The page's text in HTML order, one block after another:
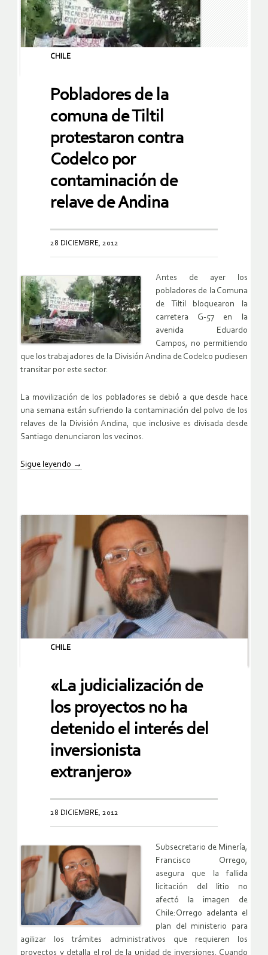
CHILE
Pobladores de la
comuna de Tiltil
protestaron contra
Codelco por
contaminación de
relave de Andina
28 DICIEMBRE, 2012
Antes de ayer los
pobladores de la Comuna
de Tiltil bloquearon la
carretera G-57 en la
avenida Eduardo
Campos, no permitiendo
que los trabajadores de la División Andina de Codelco pudiesen
transitar por este sector.
La movilización de los pobladores se debió a que desde hace
una semana están sufriendo la contaminación del polvo de los
relaves de la División Andina, que inclusive es divisada desde
Santiago denunciaron los vecinos.
Sigue leyendo →
CHILE
«La judicialización de
los proyectos no ha
detenido el interés del
inversionista
extranjero»
28 DICIEMBRE, 2012
Subsecretario de Minería,
Francisco Orrego,
asegura que la fallida
licitación del litio no
afectó la imagen de
Chile:Orrego adelanta el
plan del ministerio para
agilizar los trámites administrativos que requieren los
proyectos y detalla el rol de la unidad de inversiones. Cuando